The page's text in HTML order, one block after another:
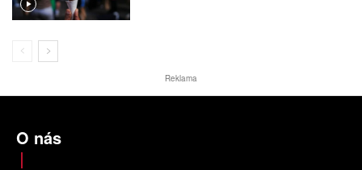
Reklama
O nás